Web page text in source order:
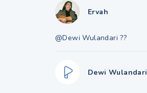
Ervah
@Dewi Wulandari ??
Dewi Wulandari